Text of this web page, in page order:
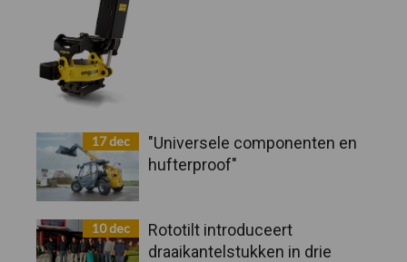
17 dec
"Universele componenten en
hufterproof"
10 dec
Rototilt introduceert
draaikantelstukken in drie